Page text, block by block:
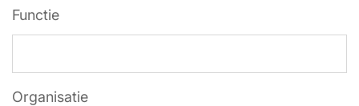
Functie
Organisatie